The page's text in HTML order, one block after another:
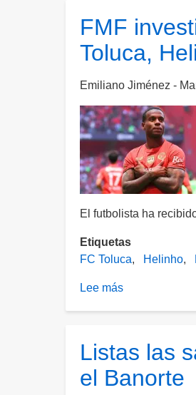
del
castigo
solo
una
multa
por
la
presunta
indebida"
FMF
Toluca,
Emiliano Jiménez
El futbolista ha
Etiquetas
FC Toluca
Helinho
Lee más
de
racismo
Listas las
el Banorte